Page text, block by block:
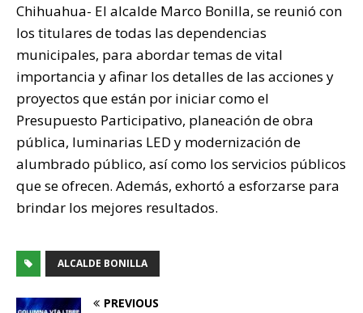
p
p
o
o
k
n
k
ti
r
Chihuahua- El alcalde Marco Bonilla, se reunió con
los titulares de todas las dependencias
municipales, para abordar temas de vital
importancia y afinar los detalles de las acciones y
proyectos que están por iniciar como el
Presupuesto Participativo, planeación de obra
pública, luminarias LED y modernización de
alumbrado público, así como los servicios públicos
que se ofrecen. Además, exhortó a esforzarse para
brindar los mejores resultados.
ALCALDE BONILLA
PREVIOUS